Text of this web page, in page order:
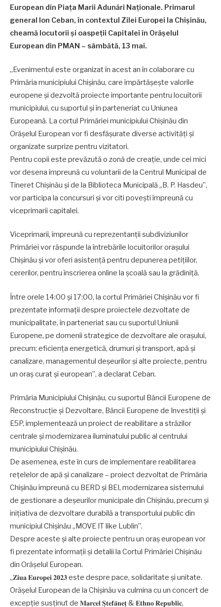
European din Piața Marii Adunări Naționale. Primarul
general Ion Ceban, în contextul Zilei Europei la Chișinău,
cheamă locutorii şi oaspeţii Capitalei în Orășelul
European din PMAN – sâmbătă, 13 mai.
„Evenimentul este organizat în acest an în colaborare cu
Primăria municipiului Chișinău, care împărtășește valorile
europene și dezvoltă proiecte importante pentru locuitorii
municipiului, cu suportul și în parteneriat cu Uniunea
Europeană. La cortul Primăriei municipiului Chișinău din
Orășelul European vor fi desfășurate diverse activități și
organizate surprize pentru vizitatori.
Pentru copii este prevăzută o zonă de creație, unde cei mici
vor desena împreună cu voluntarii de la Centrul Municipal de
Tineret Chișinău și de la Biblioteca Municipală „B. P. Hasdeu”,
vor participa la concursuri și vor citi povești împreună cu
viceprimarii capitalei.
Viceprimarii, împreună cu reprezentanții subdiviziunilor
Primăriei vor răspunde la întrebările locuitorilor orașului
Chișinău și vor oferi asistență pentru depunerea petițiilor,
cererilor, pentru înscrierea online la școală sau la grădiniță.
Între orele 14:00 și 17:00, la cortul Primăriei Chișinău vor fi
prezentate informații despre proiectele dezvoltate de
municipalitate, în parteneriat sau cu suportul Uniunii
Europene, pe domenii strategice de dezvoltare ale orașului,
precum: eficiența energetică, drumuri și transport, apă și
canalizare, managementul deșeurilor și alte proiecte, pentru
un oraș curat și european”, a declarat Ceban.
Primăria Municipiului Chișinău, cu suportul Băncii Europene de
Reconstrucție și Dezvoltare, Băncii Europene de Investiții și
E5P, implementează un proiect de reabilitare a străzilor
centrale și modernizarea iluminatului public al centrului
municipiului Chișinău.
De asemenea, este în curs de implementare reabilitarea
rețelelor de apă și canalizare – proiect dezvoltat de Primăria
Chișinău împreună cu BERD și BEI, modernizarea sistemului
de gestionare a deșeurilor municipale din Chișinău, precum și
inițiativa de dezvoltare durabilă a transportului public din
municipiul Chișinău „MOVE IT like Lublin”.
Despre aceste și alte proiecte pentru un oraș european vor
fi prezentate informații și detalii la Cortul Primăriei Chișinău
din Orășelul European.
„𝐙𝐢𝐮𝐚 𝐄𝐮𝐫𝐨𝐩𝐞𝐢 𝟐𝟎𝟐𝟑 este despre pace, solidaritate și unitate.
Orășelul European de la Chișinău va culmina cu un concert de
excepție susținut de 𝐌𝐚𝐫𝐜𝐞𝐥 𝐒̦𝐭𝐞𝐟𝐚̆𝐧𝐞𝐭̦ & 𝐄𝐭𝐡𝐧𝐨 𝐑𝐞𝐩𝐮𝐛𝐥𝐢𝐜,